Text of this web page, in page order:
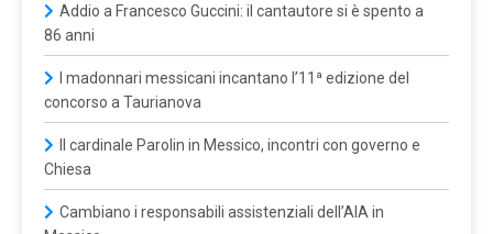
Addio a Francesco Guccini: il cantautore si è spento a
86 anni
I madonnari messicani incantano l’11ª edizione del
concorso a Taurianova
Il cardinale Parolin in Messico, incontri con governo e
Chiesa
Cambiano i responsabili assistenziali dell’AIA in